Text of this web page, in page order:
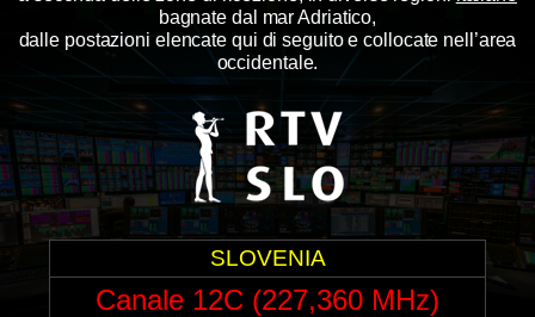
bagnate dal mar Adriatico,
dalle postazioni elencate qui di seguito e collocate nell’area
occidentale.
SLOVENIA
Canale 12C (227,360 MHz)